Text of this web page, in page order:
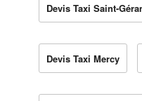
Devis Taxi Saint-
Devis Taxi Mercy